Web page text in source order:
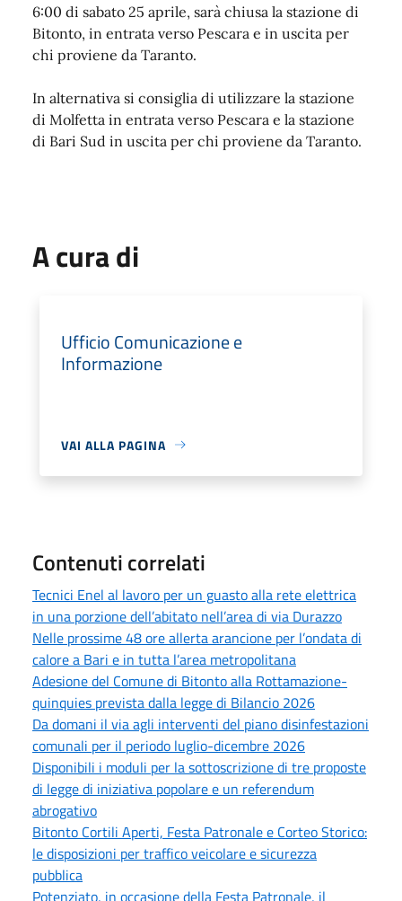
6:00 di sabato 25 aprile, sarà chiusa la stazione di
Bitonto, in entrata verso Pescara e in uscita per
chi proviene da Taranto.
In alternativa si consiglia di utilizzare la stazione
di Molfetta in entrata verso Pescara e la stazione
di Bari Sud in uscita per chi proviene da Taranto.
A cura di
Ufficio Comunicazione e
Informazione
VAI ALLA PAGINA
Contenuti correlati
Tecnici Enel al lavoro per un guasto alla rete elettrica
in una porzione dell’abitato nell’area di via Durazzo
Nelle prossime 48 ore allerta arancione per l’ondata di
calore a Bari e in tutta l’area metropolitana
Adesione del Comune di Bitonto alla Rottamazione-
quinquies prevista dalla legge di Bilancio 2026
Da domani il via agli interventi del piano disinfestazioni
comunali per il periodo luglio-dicembre 2026
Disponibili i moduli per la sottoscrizione di tre proposte
di legge di iniziativa popolare e un referendum
abrogativo
Bitonto Cortili Aperti, Festa Patronale e Corteo Storico:
le disposizioni per traffico veicolare e sicurezza
pubblica
Potenziato, in occasione della Festa Patronale, il